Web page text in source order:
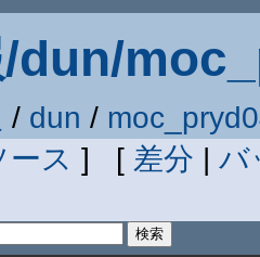
dun/
/ dun /
ース ] [ 差分 | バ